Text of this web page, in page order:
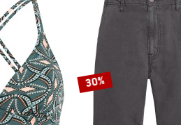
30%